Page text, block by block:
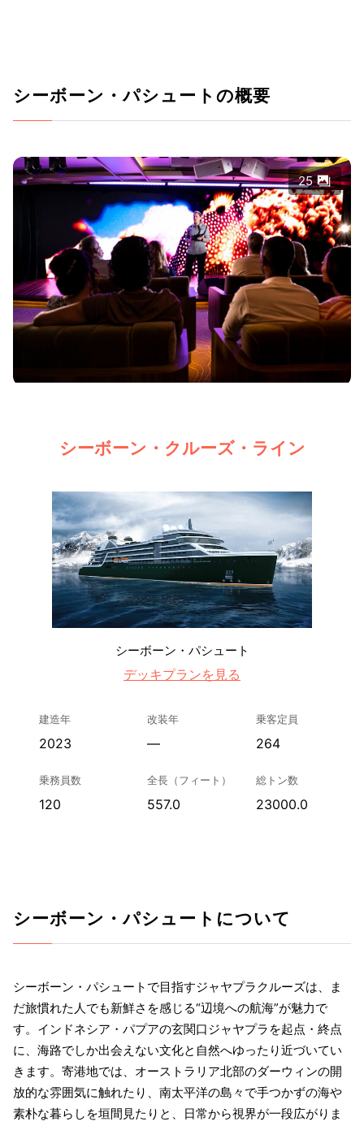
シーボーン・パシュートの概要
25
シーボーン・クルーズ・ライン
シーボーン・パシュート
デッキプランを見る
建造年
2023
改装年
—
乗客定員
264
乗務員数
120
全長（フィート）
557.0
総トン数
23000.0
シーボーン・パシュートについて
シーボーン・パシュートで目指すジャヤプラクルーズは、ま
だ旅慣れた人でも新鮮さを感じる“辺境への航海”が魅力で
す。インドネシア・パプアの玄関口ジャヤプラを起点・終点
に、海路でしか出会えない文化と自然へゆったり近づいてい
きます。寄港地では、オーストラリア北部のダーウィンの開
放的な雰囲気に触れたり、南太平洋の島々で手つかずの海や
素朴な暮らしを垣間見たりと、日常から視界が一段広がりま